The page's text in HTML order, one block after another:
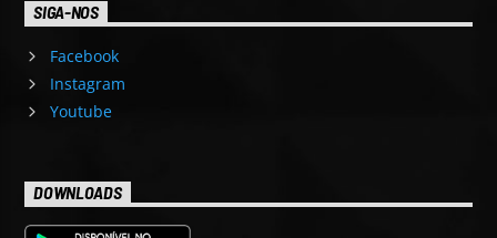
SIGA-NOS
Facebook
Instagram
Youtube
DOWNLOADS